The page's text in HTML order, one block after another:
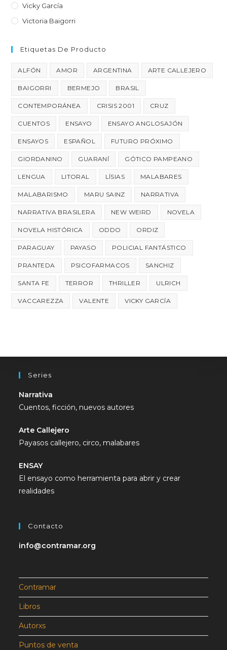
Vicky García
Victoria Baigorri
Etiquetas De Producto
ALFÓN AMOR ARGENTINA ARTE CALLEJERO
BAIGORRI BERMEJO BRASIL
CONTEMPORÁNEA CRISIS 2001 CRUZ
CUENTOS ENSAYO ENSAYO ANGLOSAJÓN
ENSAYOS ESPAÑOL FUTURO PRÓXIMO
GIORDANINO GUARANÍ GÓTICO PAMPEANO
LENGUA LITORAL LÍSIAS MALABARES
MALABARISMO MARU SAINZ NARRATIVA
NARRATIVA BRASILERA NEW WEIRD NOVELA
NOVELA HISTÓRICA ODDO ORDIZ
PARAGUAY PAYASO POLICIAL FANTÁSTICO
PRANTEDA PSICOFARMACOS SANCHIZ
SANTA FE TERROR THRILLER ULRICH
VACCAREZZA VALENTE VICKY GARCÍA
Series
Narrativa
Cuentos, ficción, nuevos autores
Arte Callejero
Payasos callejero, circo, malabares
ENSAY
El ensayo como herramienta para abrir y crear
realidades
Contacto
info@contramar.org
Contramar
Libros
Autorxs
Puntos de venta